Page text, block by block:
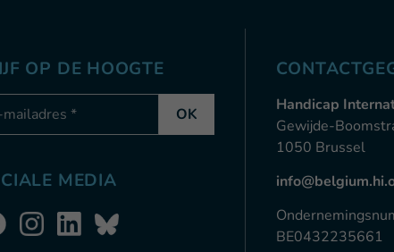
OP DE HOOGTE
e-mail
OK
MEDIA
Handicap
Gewijde-
1050 Brussel
BE0432235661